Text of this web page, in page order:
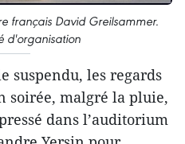
français David Greilsammer.
d'organisation
suspendu, les regards
soirée, malgré la pluie,
dans l’auditorium